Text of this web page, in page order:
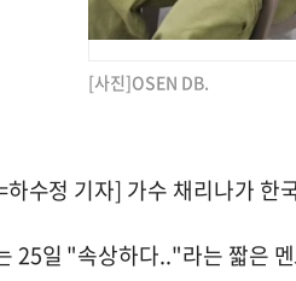
[사진]OSEN DB.
수정 기자] 가수 채리나가 한
25일 "속상하다.."라는 짧은